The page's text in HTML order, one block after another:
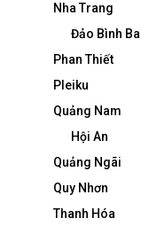
Nha Trang
Đảo Bình Ba
Phan Thiết
Pleiku
Quảng Nam
Hội An
Quảng Ngãi
Quy Nhơn
Thanh Hóa